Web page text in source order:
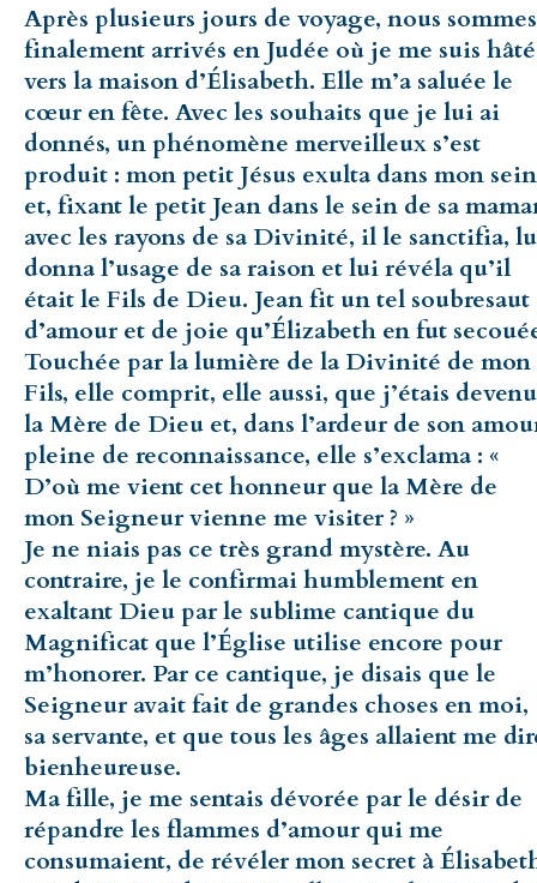
Après plusieurs jours de voyage, nous sommes
finalement arrivés en Judée où je me suis
vers la maison d’Élisabeth. Elle m’a saluée le
cœur en fête. Avec les souhaits que je lui ai
donnés, un phénomène merveilleux s’est
produit : mon petit Jésus exulta dans mon sein
et, fixant le petit Jean dans le sein de sa
avec les rayons de sa Divinité, il le sanctifia,
donna l’usage de sa raison et lui révéla qu’il
était le Fils de Dieu. Jean fit un tel soubresaut
d’amour et de joie qu’Élizabeth en fut
Touchée par la lumière de la Divinité de mon
Fils, elle comprit, elle aussi, que j’étais
la Mère de Dieu et, dans l’ardeur de son
pleine de reconnaissance, elle s’exclama : «
D’où me vient cet honneur que la Mère de
mon Seigneur vienne me visiter ? »
Je ne niais pas ce très grand mystère. Au
contraire, je le confirmai humblement en
exaltant Dieu par le sublime cantique du
Magnificat que l’Église utilise encore pour
m’honorer. Par ce cantique, je disais que le
Seigneur avait fait de grandes choses en moi,
sa servante, et que tous les âges allaient me
bienheureuse.
Ma fille, je me sentais dévorée par le désir de
répandre les flammes d’amour qui me
consumaient, de révéler mon secret à